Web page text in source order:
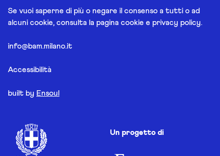
Se vuoi saperne di più o negare il consenso a tutti o ad
alcuni cookie, consulta la pagina cookie e privacy policy.
info@bam.milano.it
Accessibilità
built by Ensoul
Un progetto di